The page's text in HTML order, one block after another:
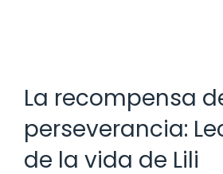
La recompensa
perseverancia:
de la vida de Lili